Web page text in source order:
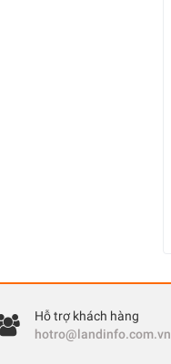
Hỗ trợ khách hàng
hotro@landinfo.com.vn